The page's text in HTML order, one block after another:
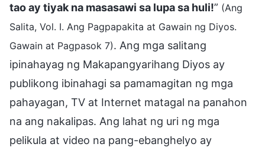
tao ay tiyak na masasawi sa lupa sa huli!” (Ang
Salita, Vol. I. Ang Pagpapakita at Gawain ng Diyos.
Gawain at Pagpasok 7). Ang mga salitang
ipinahayag ng Makapangyarihang Diyos ay
publikong ibinahagi sa pamamagitan ng mga
pahayagan, TV at Internet matagal na panahon
na ang nakalipas. Ang lahat ng uri ng mga
pelikula at video na pang-ebanghelyo ay